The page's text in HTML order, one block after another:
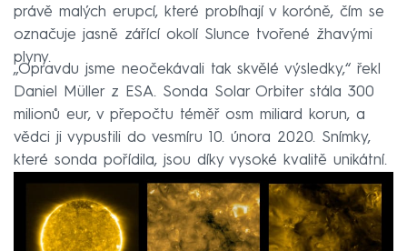
právě malých erupcí, které probíhají v koróně, čím se
označuje jasně zářící okolí Slunce tvořené žhavými
plyny.
„Opravdu jsme neočekávali tak skvělé výsledky,“ řekl
Daniel Müller z ESA. Sonda Solar Orbiter stála 300
milionů eur, v přepočtu téměř osm miliard korun, a
vědci ji vypustili do vesmíru 10. února 2020. Snímky,
které sonda pořídila, jsou díky vysoké kvalitě unikátní.